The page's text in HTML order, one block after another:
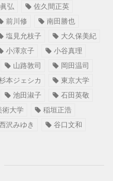
弘
佐久間正英
前川修
南田勝也
塩見允枝子
大久保美紀
小澤京子
小谷真理
山路敦司
岡田温司
本ジェシカ
東京大学
池田淑子
石田英敬
術大学
稲垣正浩
沢みゆき
谷口文和